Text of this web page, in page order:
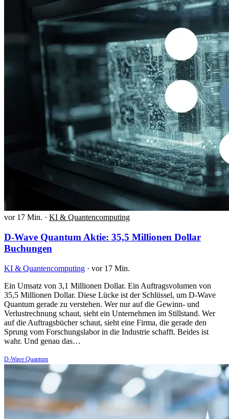
vor 17 Min. · KI & Quantencomputing
D-Wave Quantum Aktie: 35,5 Millionen Dollar
Buchungen
KI & Quantencomputing · vor 17 Min.
Ein Umsatz von 3,1 Millionen Dollar. Ein Auftragsvolumen von
35,5 Millionen Dollar. Diese Lücke ist der Schlüssel, um D-Wave
Quantum gerade zu verstehen. Wer nur auf die Gewinn- und
Verlustrechnung schaut, sieht ein Unternehmen im Stillstand. Wer
auf die Auftragsbücher schaut, sieht eine Firma, die gerade den
Sprung vom Forschungslabor in die Industrie schafft. Beides ist
wahr. Und genau das…
D-Wave Quantum